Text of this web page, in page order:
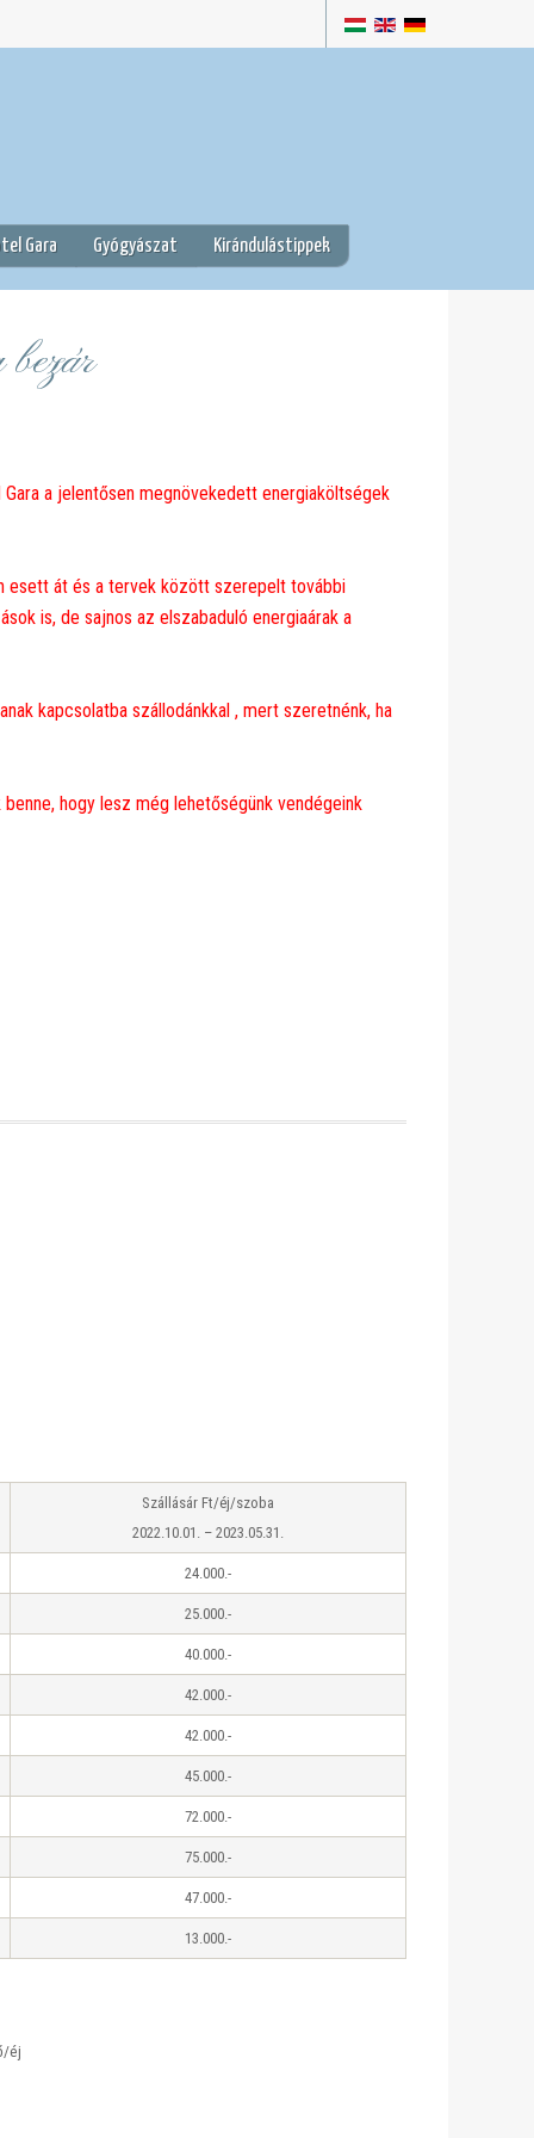
Gara Gyógyászat Kirándulástippek
a jelentősen megnövekedett energiaköltségek
esett át és a tervek között szerepelt további
is, de sajnos az elszabaduló energiaárak a
kapcsolatba szállodánkkal , mert szeretnénk, ha
hogy lesz még lehetőségünk vendégeink
Szállásár Ft/éj/szoba
2022.10.01. – 2023.05.31.
24.000.-
25.000.-
40.000.-
42.000.-
42.000.-
45.000.-
72.000.-
75.000.-
47.000.-
13.000.-
éj